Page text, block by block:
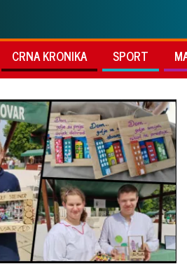
CRNA KRONIKA SPORT